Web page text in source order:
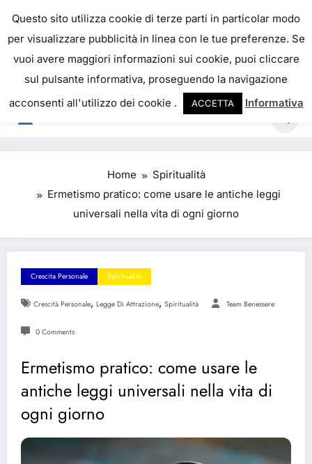
content
IL PORTALE DEL BENESSERE
La salute è come il denaro, non abbiamo mai una
vera idea del suo valore fino a quando la
perdiamo. Josh Billings
Home
Spiritualità
Ermetismo pratico: come usare le antiche leggi
universali nella vita di ogni giorno
Crescita Personale Spiritualità
Crescità Personale, Legge Di Attrazione, Spiritualità Team Benessere
0 Comments
Ermetismo pratico: come usare le
antiche leggi universali nella vita di
ogni giorno
Questo sito utilizza cookie di terze parti in particolar modo
per visualizzare pubblicità in linea con le tue preferenze. Se
vuoi avere maggiori informazioni sui cookie, puoi cliccare
sul pulsante informativa, proseguendo la navigazione
acconsenti all'utilizzo dei cookie .
ACCETTA Informativa